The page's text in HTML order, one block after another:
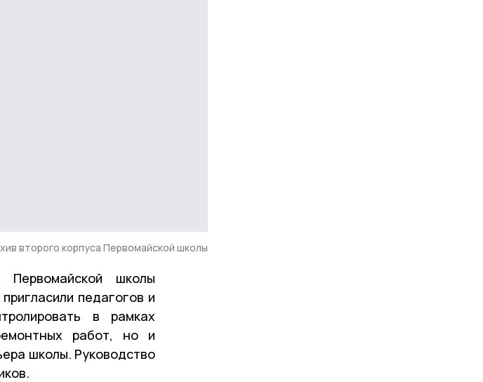
второго корпуса Первомайской школы
Первомайской школы
педагогов и
в рамках
работ, но и
школы. Руководство